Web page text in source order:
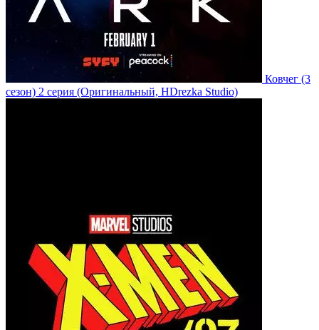
Ковчег (3
сезон) 2 серия (Оригинальный, HDrezka Studio)